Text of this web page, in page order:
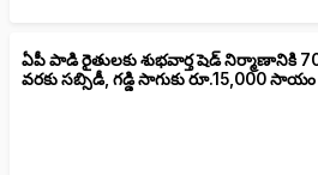
ఏపీ పాడి రైతులకు శుభవార్త షెడ్ నిర్మాణానికి
వరకు సబ్సిడీ, గడ్డి సాగుకు రూ.15,000 సాయం